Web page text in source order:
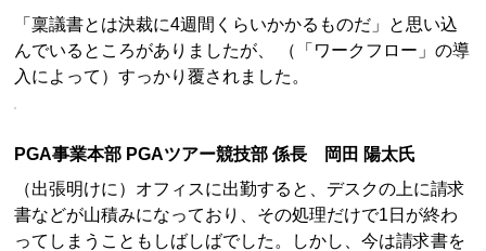
「稟議書とは決裁に4週間くらいかかるものだ」と思い込
んでいるところがありましたが、 （「ワークフロー」の導
入によって）すっかり覆されました。
PGA事業本部 PGAツアー競技部 係長 岡田 陽太氏
（出張明けに）オフィスに出勤すると、デスクの上に請求
書などが山積みになっており、その処理だけで1日が終わ
ってしまうこともしばしばでした。しかし、今は請求書を